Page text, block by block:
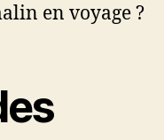
en voyage ?